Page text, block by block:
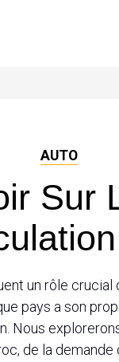
AUTO
Sur
un rôle
pays a son
Nous
de la